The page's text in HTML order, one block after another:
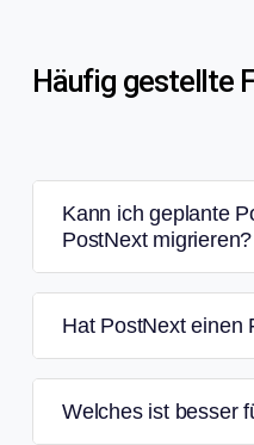
Häufig gestellte
Kann ich geplante
PostNext migrieren?
Hat PostNext einen
Welches ist besser